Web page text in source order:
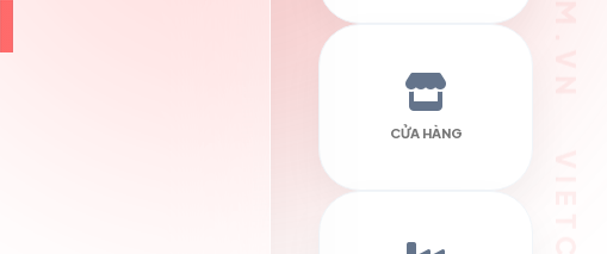
CỬA HÀNG